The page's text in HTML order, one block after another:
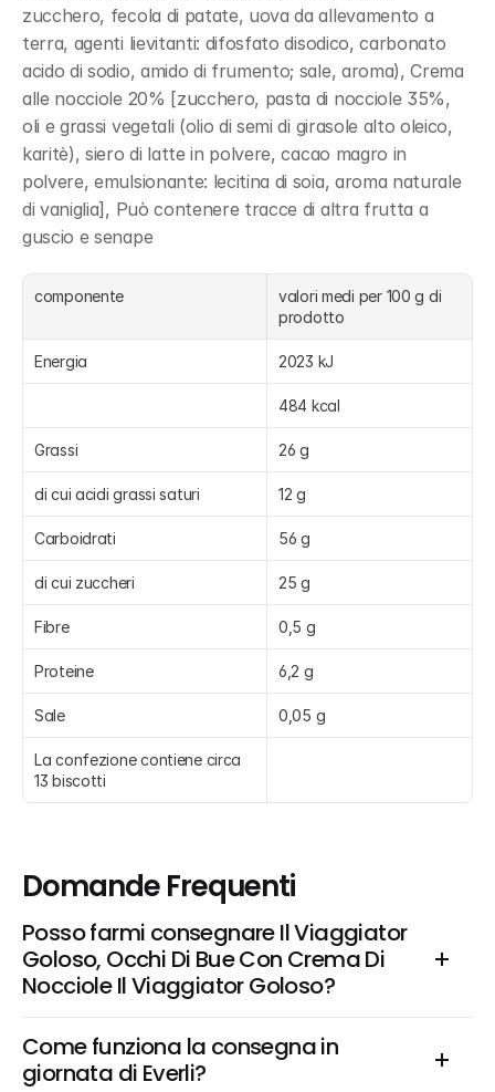
zucchero, fecola di patate, uova da allevamento a
terra, agenti lievitanti: difosfato disodico, carbonato
acido di sodio, amido di frumento; sale, aroma), Crema
alle nocciole 20% [zucchero, pasta di nocciole 35%,
oli e grassi vegetali (olio di semi di girasole alto oleico,
karitè), siero di latte in polvere, cacao magro in
polvere, emulsionante: lecitina di soia, aroma naturale
di vaniglia], Può contenere tracce di altra frutta a
guscio e senape
componente
valori medi per 100 g di
prodotto
Energia 2023 kJ
484 kcal
Grassi 26 g
di cui acidi grassi saturi 12 g
Carboidrati 56 g
di cui zuccheri 25 g
Fibre 0,5 g
Proteine 6,2 g
Sale 0,05 g
La confezione contiene circa
13 biscotti
Domande Frequenti
Posso farmi consegnare Il Viaggiator
Goloso, Occhi Di Bue Con Crema Di
Nocciole Il Viaggiator Goloso?
Come funziona la consegna in
giornata di Everli?